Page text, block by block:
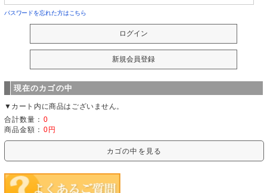
パスワードを忘れた方はこちら
現在のカゴの中
▼カート内に商品はございません。
合計数量： 0
商品金額： 0円
カゴの中を見る